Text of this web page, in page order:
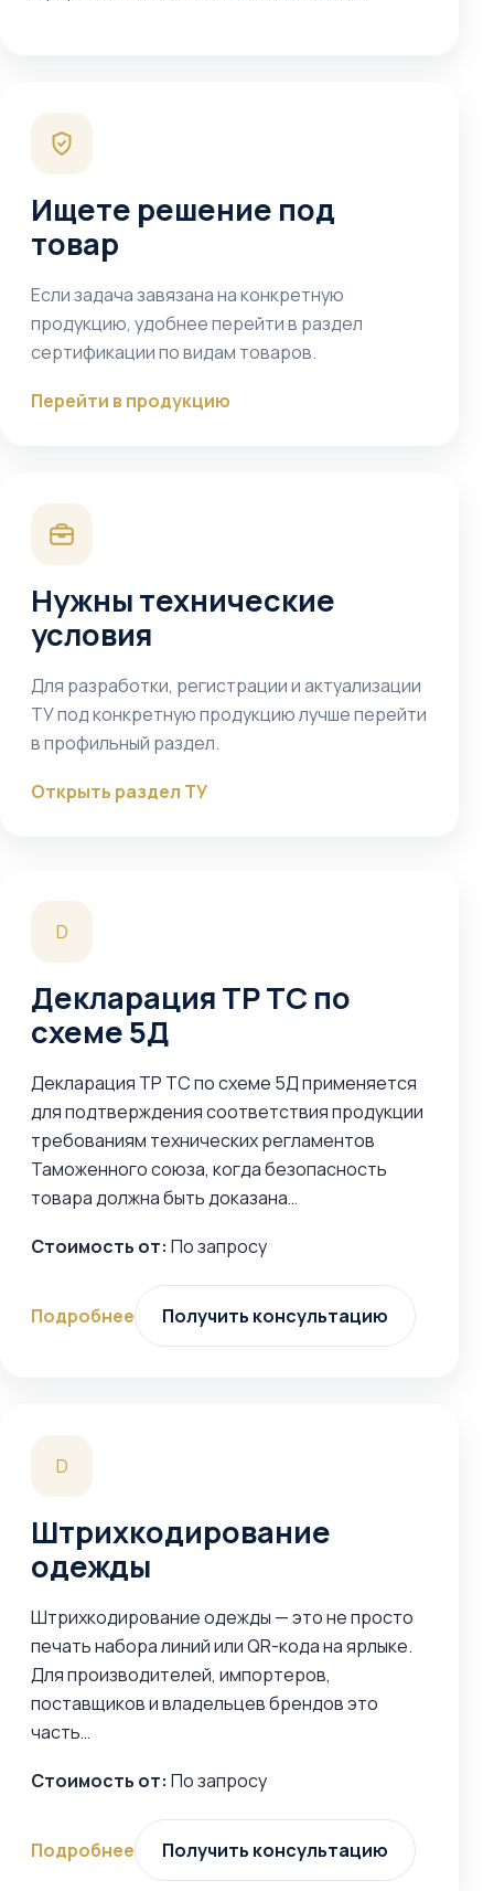
Ищете решение под
товар
Если задача завязана на конкретную
продукцию, удобнее перейти в раздел
сертификации по видам товаров.
Перейти в продукцию
Нужны технические
условия
Для разработки, регистрации и актуализации
ТУ под конкретную продукцию лучше перейти
в профильный раздел.
Открыть раздел ТУ
D
Декларация ТР ТС по
схеме 5Д
Декларация ТР ТС по схеме 5Д применяется
для подтверждения соответствия продукции
требованиям технических регламентов
Таможенного союза, когда безопасность
товара должна быть доказана…
Стоимость от: По запросу
Подробнее Получить консультацию
D
Штрихкодирование
одежды
Штрихкодирование одежды — это не просто
печать набора линий или QR-кода на ярлыке.
Для производителей, импортеров,
поставщиков и владельцев брендов это
часть…
Стоимость от: По запросу
Подробнее Получить консультацию